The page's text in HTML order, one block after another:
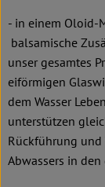
- in einem Oloid-
balsamische
unser gesamtes
eiförmigen
dem Wasser
unterstützen
Rückführung
Abwassers in